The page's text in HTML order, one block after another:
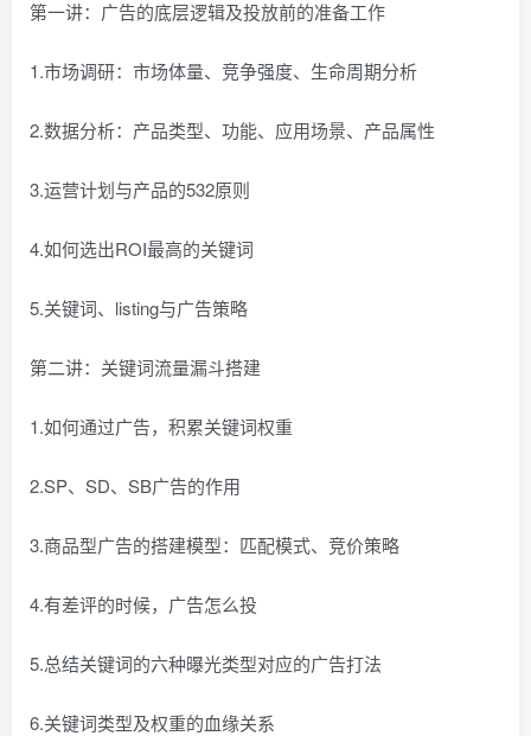
第一讲：广告的底层逻辑及投放前的准备工作
1.市场调研：市场体量、竞争强度、生命周期分析
2.数据分析：产品类型、功能、应用场景、产品属性
3.运营计划与产品的532原则
4.如何选出ROI最高的关键词
5.关键词、listing与广告策略
第二讲：关键词流量漏斗搭建
1.如何通过广告，积累关键词权重
2.SP、SD、SB广告的作用
3.商品型广告的搭建模型：匹配模式、竞价策略
4.有差评的时候，广告怎么投
5.总结关键词的六种曝光类型对应的广告打法
6.关键词类型及权重的血缘关系